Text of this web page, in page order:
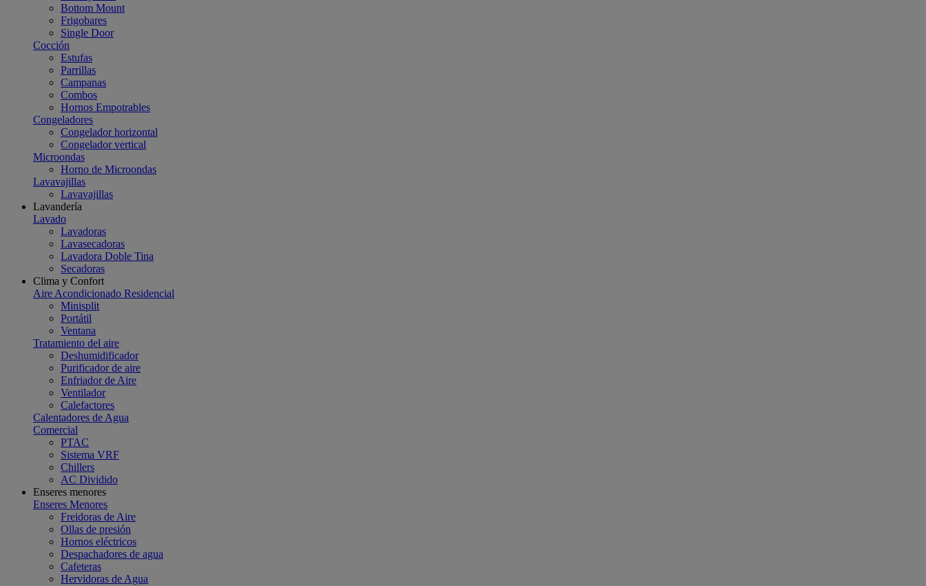
Bottom Mount
Frigobares
Single Door
Cocción
Estufas
Parrillas
Campanas
Combos
Hornos Empotrables
Congeladores
Congelador horizontal
Congelador vertical
Microondas
Horno de Microondas
Lavavajillas
Lavavajillas
Lavandería
Lavado
Lavadoras
Lavasecadoras
Lavadora Doble Tina
Secadoras
Clima y Confort
Aire Acondicionado Residencial
Minisplit
Portátil
Ventana
Tratamiento del aire
Deshumidificador
Purificador de aire
Enfriador de Aire
Ventilador
Calefactores
Calentadores de Agua
Comercial
PTAC
Sistema VRF
Chillers
AC Dividido
Enseres menores
Enseres Menores
Freidoras de Aire
Ollas de presión
Hornos eléctricos
Despachadores de agua
Cafeteras
Hervidoras de Agua